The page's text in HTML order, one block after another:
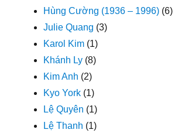
Hùng Cường (1936 – 1996) (6)
Julie Quang (3)
Karol Kim (1)
Khánh Ly (8)
Kim Anh (2)
Kyo York (1)
Lệ Quyên (1)
Lệ Thanh (1)